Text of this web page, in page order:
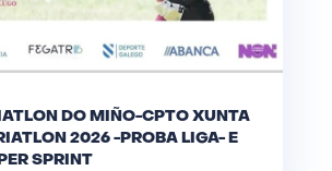
DO MIÑO-CPTO XUNTA
2026 -PROBA LIGA- E
SPRINT